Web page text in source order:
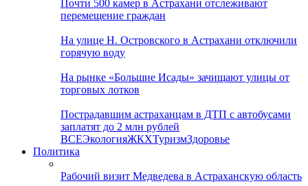
Почти 500 камер в Астрахани отслеживают
перемещение граждан
На улице Н. Островского в Астрахани отключили
горячую воду
На рынке «Большие Исады» зачищают улицы от
торговых лотков
Пострадавшим астраханцам в ДТП с автобусами
заплатят до 2 млн рублей
ВСЕЭкологияЖКХТуризмЗдоровье
Политика
Рабочий визит Медведева в Астраханскую область